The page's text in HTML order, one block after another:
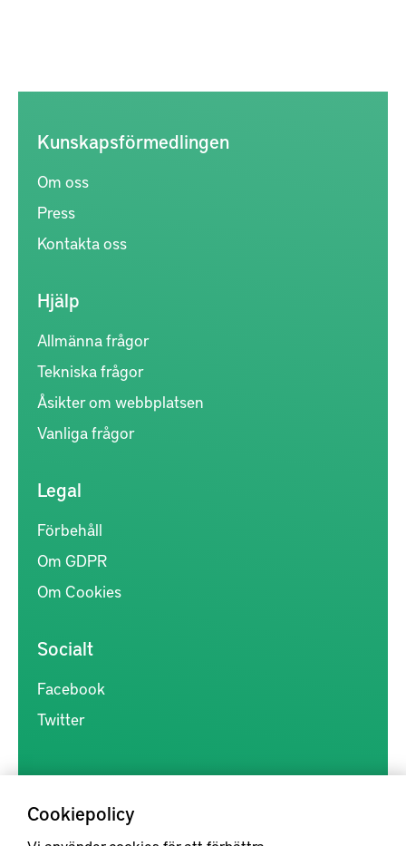
Cookiepolicy
Kunskapsförmedlingen
Om oss
Press
Kontakta oss
Hjälp
Allmänna frågor
Tekniska frågor
Åsikter om webbplatsen
Vanliga frågor
Legal
Förbehåll
Om GDPR
Om Cookies
Socialt
Facebook
Twitter